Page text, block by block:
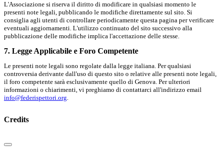
L'Associazione si riserva il diritto di modificare in qualsiasi momento le
presenti note legali, pubblicando le modifiche direttamente sul sito. Si
consiglia agli utenti di controllare periodicamente questa pagina per verificare
eventuali aggiornamenti. L'utilizzo continuato del sito successivo alla
pubblicazione delle modifiche implica l'accettazione delle stesse.
7. Legge Applicabile e Foro Competente
Le presenti note legali sono regolate dalla legge italiana. Per qualsiasi
controversia derivante dall'uso di questo sito o relative alle presenti note legali,
il foro competente sarà esclusivamente quello di Genova. Per ulteriori
informazioni o chiarimenti, vi preghiamo di contattarci all'indirizzo email
info@federispettori.org.
Credits